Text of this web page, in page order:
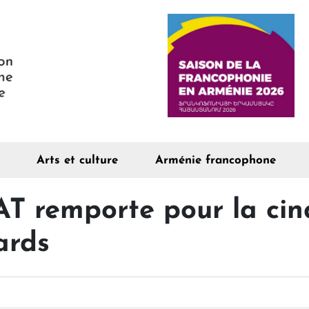
Arts et culture Arménie francophone
remporte pour la